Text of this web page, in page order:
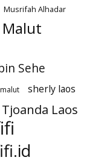
Musrifah Alhadar
Malut
Sehe
sherly laos
Laos